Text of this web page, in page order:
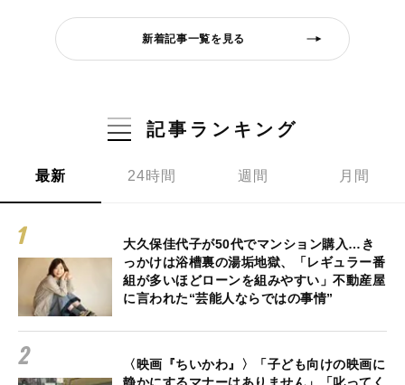
新着記事一覧を見る
記事ランキング
最新 24時間 週間 月間
大久保佳代子が50代でマンション購入…き
っかけは浴槽裏の湯垢地獄、「レギュラー番
組が多いほどローンを組みやすい」不動産屋
に言われた“芸能人ならではの事情”
〈映画『ちいかわ』〉「子ども向けの映画に